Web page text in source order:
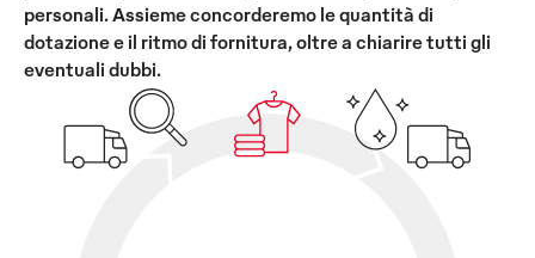
personali. Assieme concorderemo le quantità di
dotazione e il ritmo di fornitura, oltre a chiarire tutti gli
eventuali dubbi.